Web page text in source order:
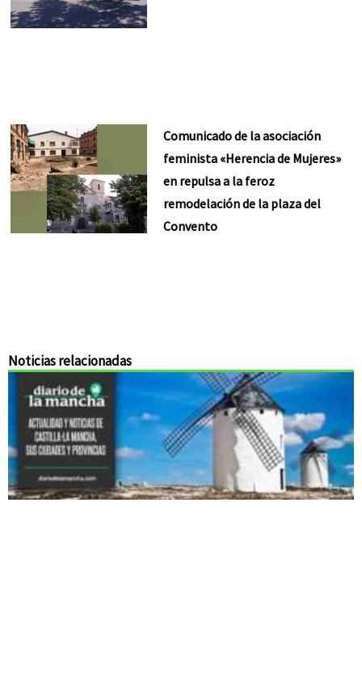
Comunicado de la asociación
feminista «Herencia de Mujeres»
en repulsa a la feroz
remodelación de la plaza del
Convento
Noticias relacionadas